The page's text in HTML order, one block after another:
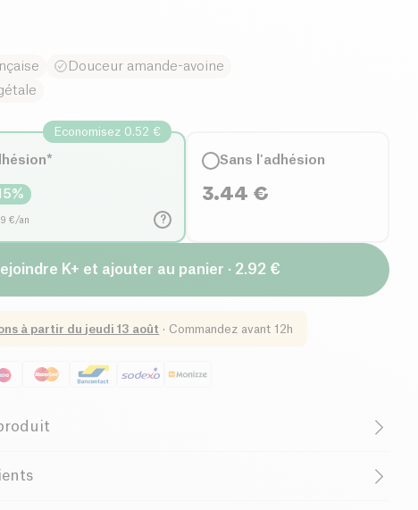
Douceur amande-avoine
?
Economisez 0.52 €
%
€/an
Sans l'adhésion
3.44 €
K+ et ajouter au panier · 2.92 €
à partir du jeudi 13 août · Commandez avant 12h
B-CORP Certified